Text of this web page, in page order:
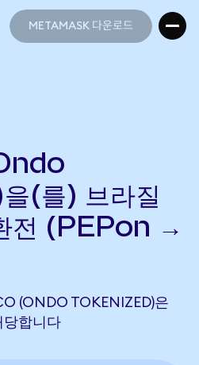
METAMASK 다운로드
(를) 브라질
전 (PEPon →
(ONDO TOKENIZED)은
당합니다